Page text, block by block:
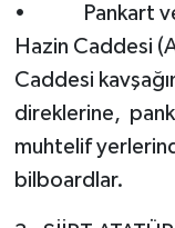
• Pankart ve
Hazin Caddesi
Caddesi
direklerine,
muhtelif
bilboardlar.